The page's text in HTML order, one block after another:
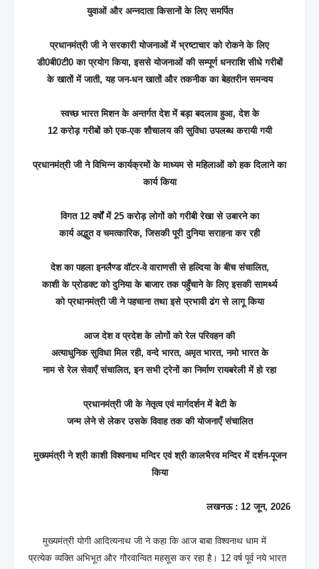
युवाओं और अन्नदाता किसानों के लिए समर्पित
प्रधानमंत्री जी ने सरकारी योजनाओं में भ्रष्टाचार को रोकने के लिए
डी0बी0टी0 का प्रयोग किया, इससे योजनाओं की सम्पूर्ण धनराशि सीधे गरीबों
के खातों में जाती, यह जन-धन खातों और तकनीक का बेहतरीन समन्वय
स्वच्छ भारत मिशन के अन्तर्गत देश में बड़ा बदलाव हुआ, देश के
12 करोड़ गरीबों को एक-एक शौचालय की सुविधा उपलब्ध करायी गयी
प्रधानमंत्री जी ने विभिन्न कार्यक्रमों के माध्यम से महिलाओं को हक दिलाने का
कार्य किया
विगत 12 वर्षों में 25 करोड़ लोगों को गरीबी रेखा से उबारने का
कार्य अद्भुत व चमत्कारिक, जिसकी पूरी दुनिया सराहना कर रही
देश का पहला इनलैण्ड वॉटर-वे वाराणसी से हल्दिया के बीच संचालित,
काशी के प्रोडक्ट को दुनिया के बाजार तक पहुँचाने के लिए इसकी सामर्थ्य
को प्रधानमंत्री जी ने पहचाना तथा इसे प्रभावी ढंग से लागू किया
आज देश व प्रदेश के लोगों को रेल परिवहन की
अत्याधुनिक सुविधा मिल रही, वन्दे भारत, अमृत भारत, नमो भारत के
नाम से रेल सेवाएँ संचालित, इन सभी ट्रेनों का निर्माण रायबरेली में हो रहा
प्रधानमंत्री जी के नेतृत्व एवं मार्गदर्शन में बेटी के
जन्म लेने से लेकर उसके विवाह तक की योजनाएँ संचालित
मुख्यमंत्री ने श्री काशी विश्वनाथ मन्दिर एवं श्री कालभैरव मन्दिर में दर्शन-पूजन
किया
लखनऊ : 12 जून, 2026
मुख्यमंत्री योगी आदित्यनाथ जी ने कहा कि आज बाबा विश्वनाथ धाम में
प्रत्येक व्यक्ति अभिभूत और गौरवान्वित महसूस कर रहा है। 12 वर्ष पूर्व नये भारत